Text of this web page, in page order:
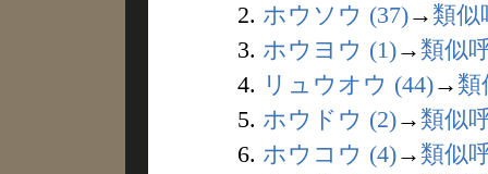
2. ホウソウ (37)→ 類似
3. ホウヨウ (1)→ 類似
4. リュウオウ (44)→ 類
5. ホウドウ (2)→ 類似
6. ホウコウ (4)→ 類似